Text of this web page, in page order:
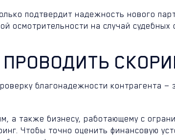
подтвердит надежность нового
осмотрительности на случай судебных
благонадежности контрагента —
а также бизнесу, работающему с
Чтобы точно оценить финансовую